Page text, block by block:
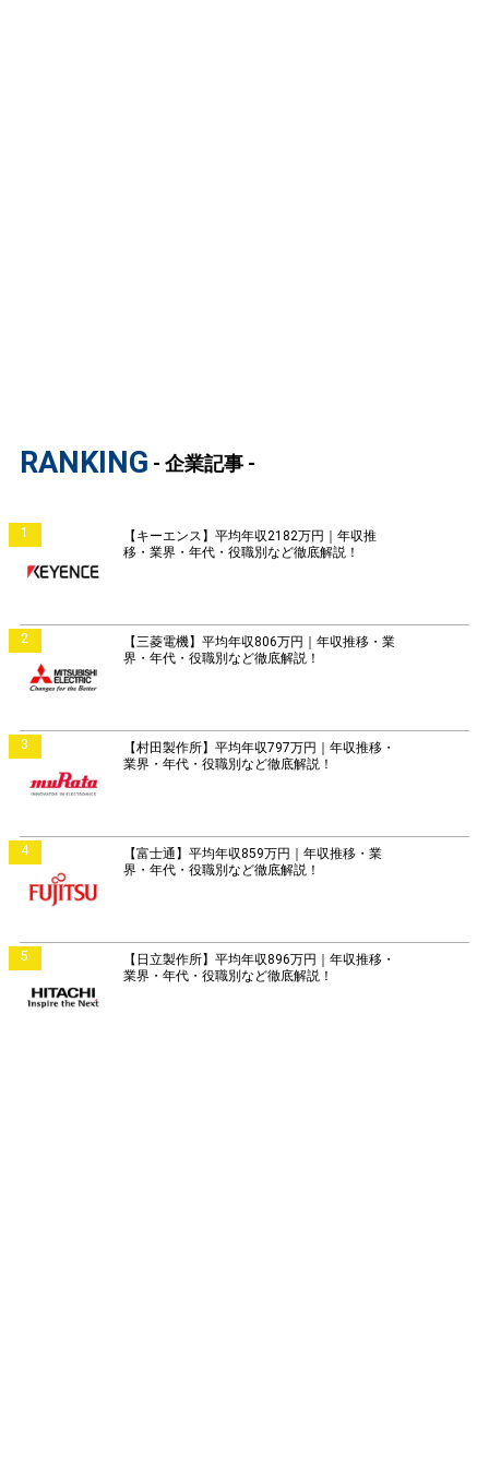
RANKING - 企業記事 -
1
【キーエンス】平均年収2182万円｜年収推
移・業界・年代・役職別など徹底解説！
2
【三菱電機】平均年収806万円｜年収推移・業
界・年代・役職別など徹底解説！
3
【村田製作所】平均年収797万円｜年収推移・
業界・年代・役職別など徹底解説！
4
【富士通】平均年収859万円｜年収推移・業
界・年代・役職別など徹底解説！
5
【日立製作所】平均年収896万円｜年収推移・
業界・年代・役職別など徹底解説！